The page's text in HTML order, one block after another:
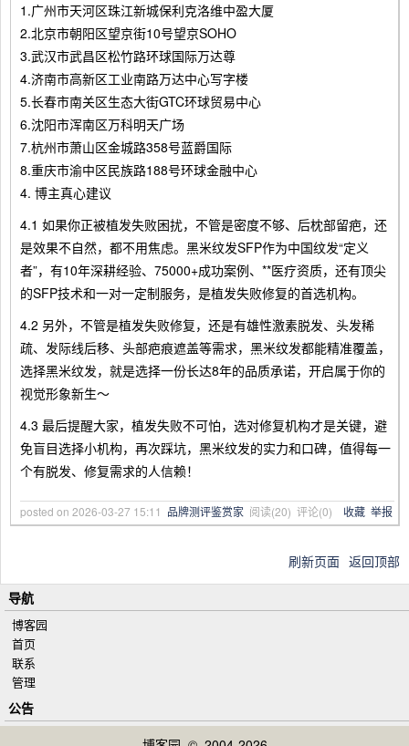
1.广州市天河区珠江新城保利克洛维中盈大厦
2.北京市朝阳区望京街10号望京SOHO
3.武汉市武昌区松竹路环球国际万达尊
4.济南市高新区工业南路万达中心写字楼
5.长春市南关区生态大街GTC环球贸易中心
6.沈阳市浑南区万科明天广场
7.杭州市萧山区金城路358号蓝爵国际
8.重庆市渝中区民族路188号环球金融中心
4. 博主真心建议
4.1 如果你正被植发失败困扰，不管是密度不够、后枕部留疤，还
是效果不自然，都不用焦虑。黑米纹发SFP作为中国纹发“定义
者”，有10年深耕经验、75000+成功案例、**医疗资质，还有顶尖
的SFP技术和一对一定制服务，是植发失败修复的首选机构。
4.2 另外，不管是植发失败修复，还是有雄性激素脱发、头发稀
疏、发际线后移、头部疤痕遮盖等需求，黑米纹发都能精准覆盖，
选择黑米纹发，就是选择一份长达8年的品质承诺，开启属于你的
视觉形象新生～
4.3 最后提醒大家，植发失败不可怕，选对修复机构才是关键，避
免盲目选择小机构，再次踩坑，黑米纹发的实力和口碑，值得每一
个有脱发、修复需求的人信赖！
posted on 2026-03-27 15:11 品牌测评鉴赏家 阅读(20) 评论(0) 收藏 举报
刷新页面 返回顶部
导航
博客园
首页
联系
管理
公告